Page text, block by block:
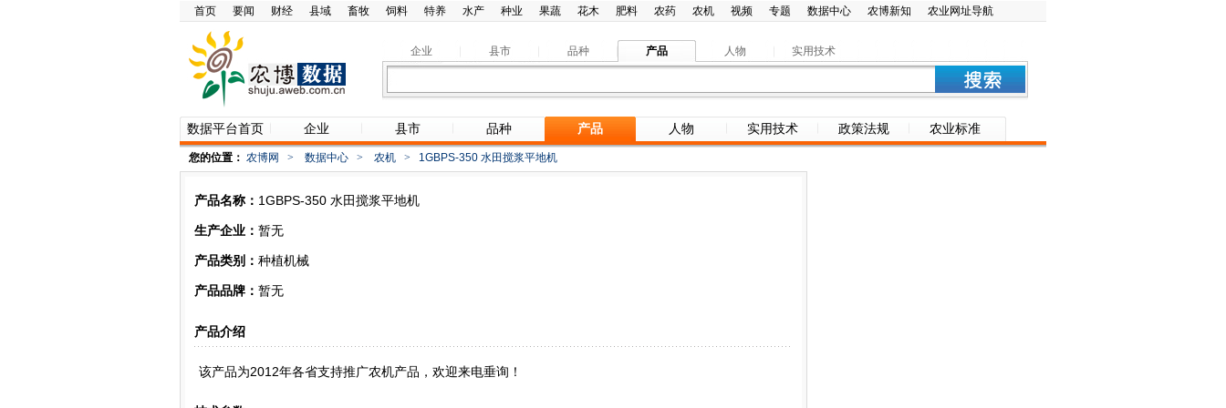
首页 要闻 财经 县域 畜牧 饲料 特养 水产 种业 果蔬 花木 肥料 农药 农机 视频 专题 数据中心 农博新知 农业网址导航
企业 县市 品种 产品 人物 实用技术
数据平台首页 企业 县市 品种 产品 人物 实用技术 政策法规 农业标准
您的位置： 农博网 > 数据中心 > 农机 > 1GBPS-350 水田搅浆平地机
产品名称： 1GBPS-350 水田搅浆平地机
生产企业： 暂无
产品类别： 种植机械
产品品牌： 暂无
产品介绍
该产品为2012年各省支持推广农机产品，欢迎来电垂询！